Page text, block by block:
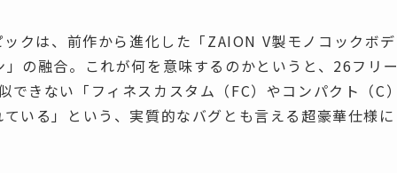
クは、前作から進化した「ZAION V製モノコックボデ
の融合。これが何を意味するのかというと、26フリー
きない「フィネスカスタム（FC）やコンパクト（C）
いる」という、実質的なバグとも言える超豪華仕様に